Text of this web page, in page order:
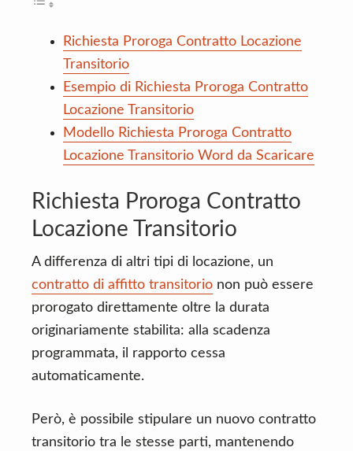
Richiesta Proroga Contratto Locazione
Transitorio
Esempio di Richiesta Proroga Contratto
Locazione Transitorio
Modello Richiesta Proroga Contratto
Locazione Transitorio Word da Scaricare
Richiesta Proroga Contratto
Locazione Transitorio
A differenza di altri tipi di locazione, un
contratto di affitto transitorio non può essere
prorogato direttamente oltre la durata
originariamente stabilita: alla scadenza
programmata, il rapporto cessa
automaticamente.
Però, è possibile stipulare un nuovo contratto
transitorio tra le stesse parti, mantenendo